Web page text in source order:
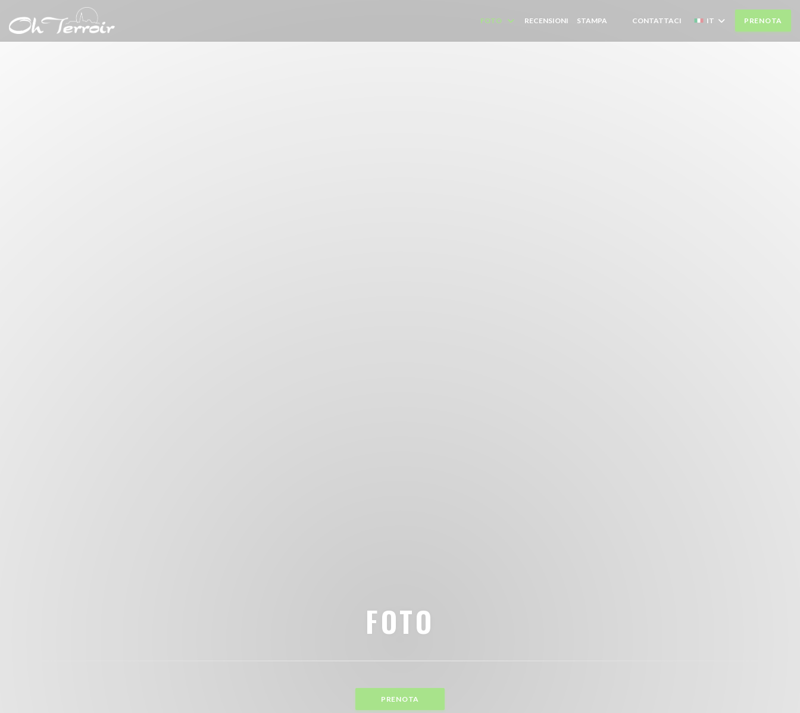
Personalizzazione delle tue scelte sui cookie
FOTO RECENSIONI STAMPA ((APRE UNA NUOVA FINESTRA))
((APRE UNA NUOVA FINESTRA))
CONTATTACI IT PRENOTA
FOTO
PRENOTA